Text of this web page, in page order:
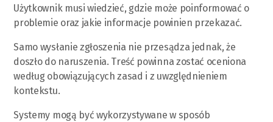
Użytkownik musi wiedzieć, gdzie może poinformować o
problemie oraz jakie informacje powinien przekazać.
Samo wysłanie zgłoszenia nie przesądza jednak, że
doszło do naruszenia. Treść powinna zostać oceniona
według obowiązujących zasad i z uwzględnieniem
kontekstu.
Systemy mogą być wykorzystywane w sposób